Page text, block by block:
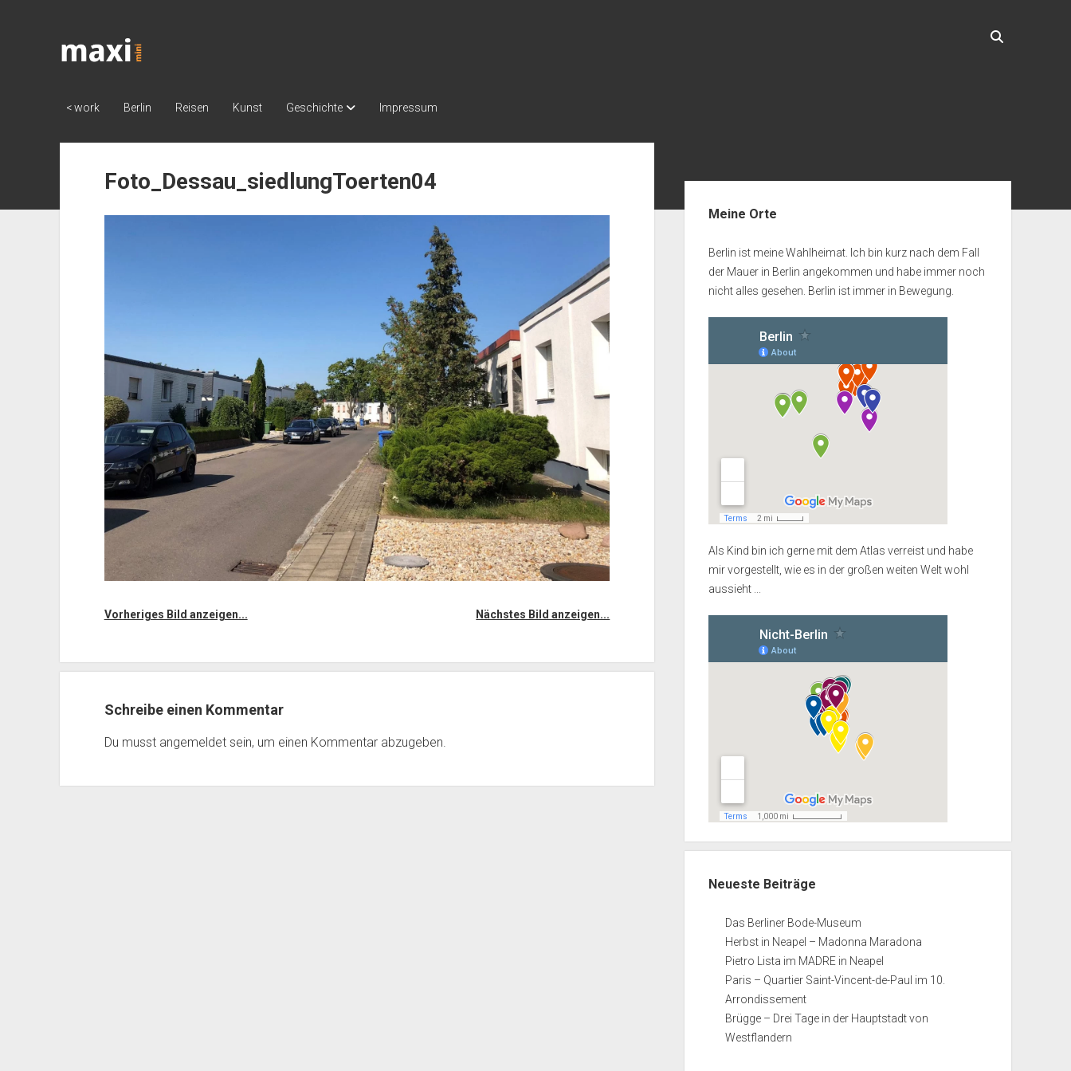
Maximini
< work Berlin Reisen Kunst Geschichte Impressum
Foto_Dessau_siedlungToerten04
Vorheriges Bild anzeigen... Nächstes Bild anzeigen...
Schreibe einen Kommentar
Du musst angemeldetsein, um einen Kommentar abzugeben.
Meine Orte
Berlin ist meine Wahlheimat. Ich bin kurz nach dem Fall
der Mauer in Berlin angekommen und habe immer noch
nicht alles gesehen. Berlin ist immer in Bewegung.
Als Kind bin ich gerne mit dem Atlas verreist und habe
mir vorgestellt, wie es in der großen weiten Welt wohl
aussieht ...
Neueste Beiträge
Das Berliner Bode-Museum
Herbst in Neapel – Madonna Maradona
Pietro Lista im MADRE in Neapel
Paris – Quartier Saint-Vincent-de-Paul im 10.
Arrondissement
Brügge – Drei Tage in der Hauptstadt von
Westflandern